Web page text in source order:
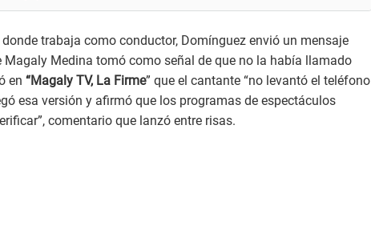
donde trabaja como conductor, Domínguez envió un mensaje
Magaly Medina tomó como señal de que no la había llamado
en “Magaly TV, La Firme” que el cantante “no levantó el teléfono
esa versión y afirmó que los programas de espectáculos
comentario que lanzó entre risas.